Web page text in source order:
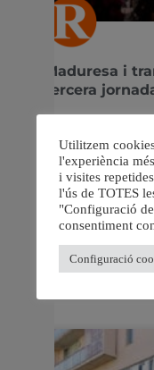
Maduresa i
tercera
Picó El flamenc
Principal ‘¡Viva!’
Max del Público
revelacions de la
12 de novembre, a
11 novembre, 2020